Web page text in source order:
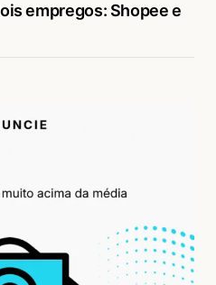
empregos: Shopee e